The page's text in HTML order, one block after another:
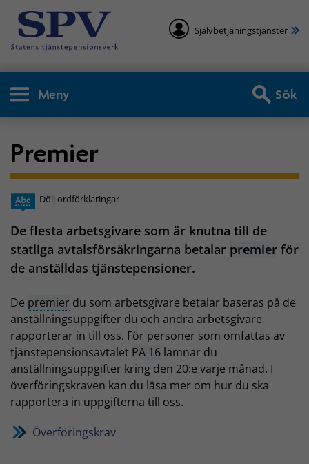
Självbetjäningstjänster
Meny Sök
Premier
Dölj ordförklaringar
De flesta arbetsgivare som är knutna till de
statliga avtalsförsäkringarna betalar premier för
de anställdas tjänstepensioner.
De premier du som arbetsgivare betalar baseras på de
anställningsuppgifter du och andra arbetsgivare
rapporterar in till oss. För personer som omfattas av
tjänstepensionsavtalet PA 16 lämnar du
anställningsuppgifter kring den 20:e varje månad. I
överföringskraven kan du läsa mer om hur du ska
rapportera in uppgifterna till oss.
Överföringskrav